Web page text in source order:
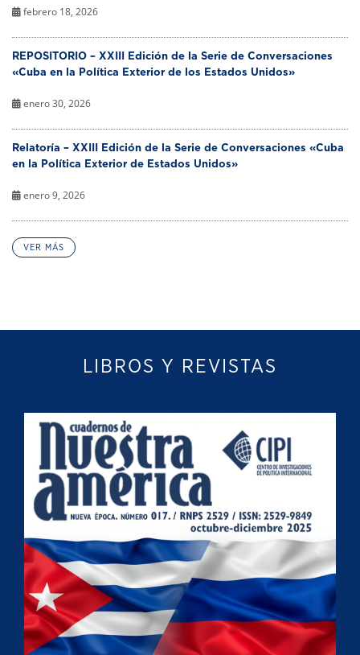
febrero 18, 2026
REPOSITORIO – XXIII Edición de la Serie de Conversaciones
«Cuba en la Política Exterior de los Estados Unidos»
enero 30, 2026
Relatoría – XXIII Edición de la Serie de Conversaciones «Cuba
en la Política Exterior de Estados Unidos»
enero 9, 2026
VER MÁS
LIBROS Y REVISTAS